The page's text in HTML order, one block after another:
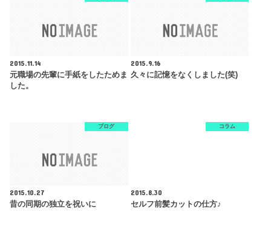
2015.11.14
元職場の先輩に手紙をしたためま
した。
2015.9.16
久々に記憶をなくしました(笑)
ブログ
2015.10.27
昔の同期の独立を祝いに
コラム
2015.8.30
セルフ前髪カットの仕方♪